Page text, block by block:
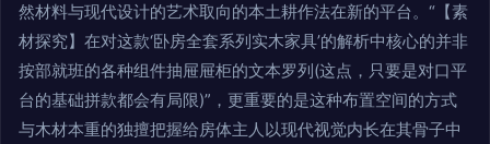
然材料与现代设计的艺术取向的本土耕作法在新的平台。“【素
材探究】在对这款‘卧房全套系列实木家具’的解析中核心的并非
按部就班的各种组件抽屉屉柜的文本罗列(这点，只要是对口平
台的基础拼款都会有局限)”，更重要的是这种布置空间的方式
与木材本重的独擅把握给房体主人以现代视觉内长在其骨子中